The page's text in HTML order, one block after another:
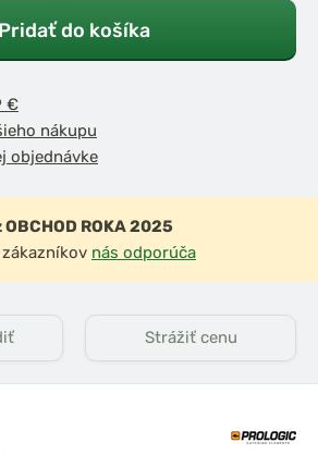
Pridať do košíka
€
nákupu
objednávke
ROKA 2025
nás odporúča
Strážiť cenu